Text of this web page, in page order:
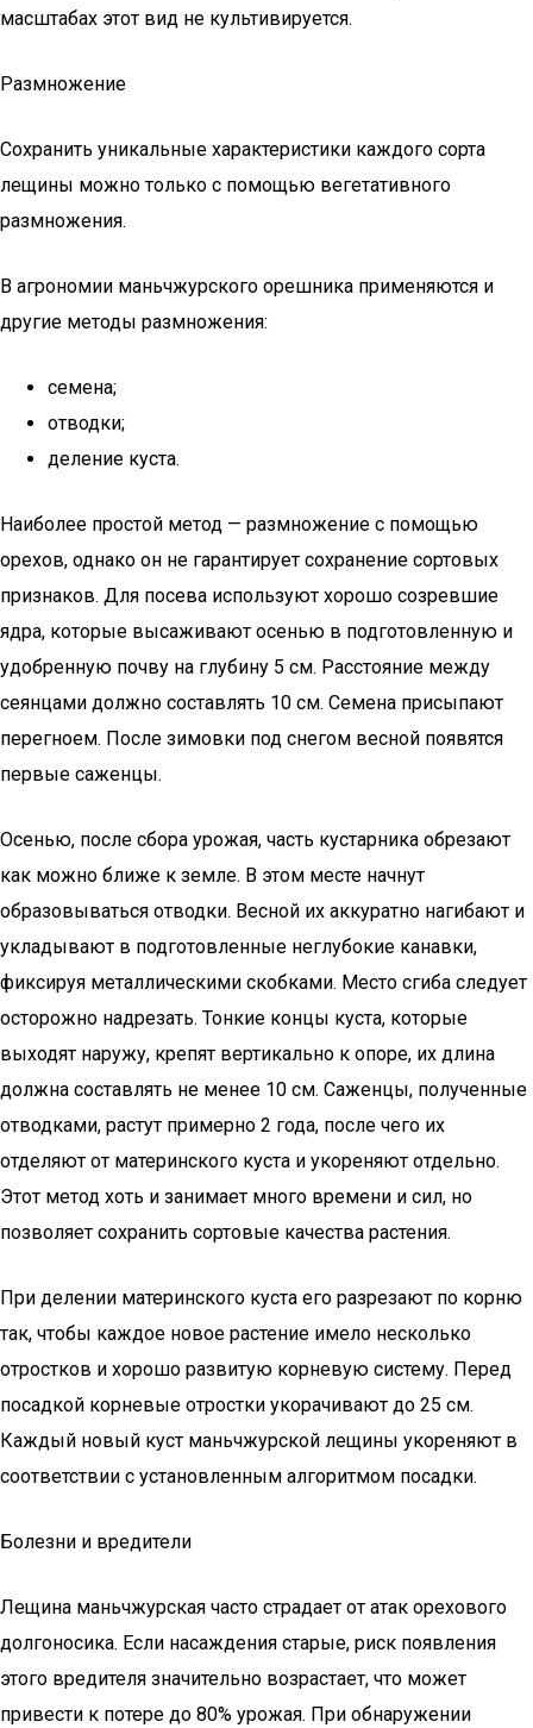
масштабах этот вид не культивируется.
Размножение
Сохранить уникальные характеристики каждого сорта
лещины можно только с помощью вегетативного
размножения.
В агрономии маньчжурского орешника применяются и
другие методы размножения:
семена;
отводки;
деление куста.
Наиболее простой метод — размножение с помощью
орехов, однако он не гарантирует сохранение сортовых
признаков. Для посева используют хорошо созревшие
ядра, которые высаживают осенью в подготовленную и
удобренную почву на глубину 5 см. Расстояние между
сеянцами должно составлять 10 см. Семена присыпают
перегноем. После зимовки под снегом весной появятся
первые саженцы.
Осенью, после сбора урожая, часть кустарника обрезают
как можно ближе к земле. В этом месте начнут
образовываться отводки. Весной их аккуратно нагибают и
укладывают в подготовленные неглубокие канавки,
фиксируя металлическими скобками. Место сгиба следует
осторожно надрезать. Тонкие концы куста, которые
выходят наружу, крепят вертикально к опоре, их длина
должна составлять не менее 10 см. Саженцы, полученные
отводками, растут примерно 2 года, после чего их
отделяют от материнского куста и укореняют отдельно.
Этот метод хоть и занимает много времени и сил, но
позволяет сохранить сортовые качества растения.
При делении материнского куста его разрезают по корню
так, чтобы каждое новое растение имело несколько
отростков и хорошо развитую корневую систему. Перед
посадкой корневые отростки укорачивают до 25 см.
Каждый новый куст маньчжурской лещины укореняют в
соответствии с установленным алгоритмом посадки.
Болезни и вредители
Лещина маньчжурская часто страдает от атак орехового
долгоносика. Если насаждения старые, риск появления
этого вредителя значительно возрастает, что может
привести к потере до 80% урожая. При обнаружении